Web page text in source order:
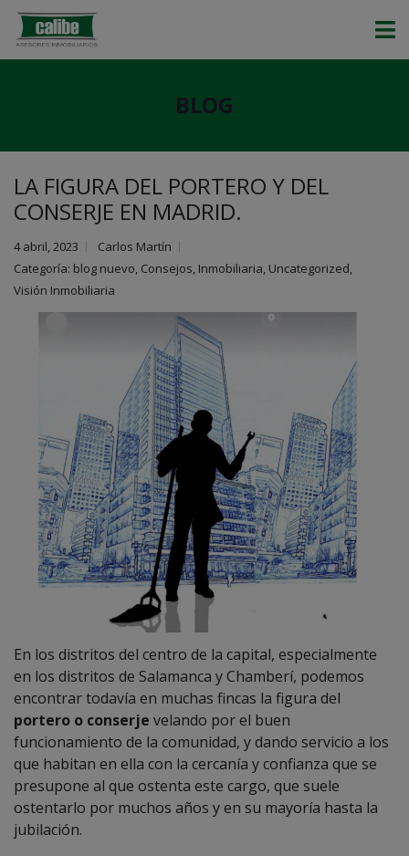
BLOG
LA FIGURA DEL PORTERO Y DEL
CONSERJE EN MADRID.
4 abril, 2023
Carlos Martín
Categoría: blog nuevo, Consejos, Inmobiliaria, Uncategorized,
Visión Inmobiliaria
En los distritos del centro de la capital, especialmente
en los distritos de Salamanca y Chamberí, podemos
encontrar todavía en muchas fincas la figura del
portero o conserje velando por el buen
funcionamiento de la comunidad, y dando servicio a los
que habitan en ella con la cercanía y confianza que se
presupone al que ostenta este cargo, que suele
ostentarlo por muchos años y en su mayoría hasta la
jubilación.